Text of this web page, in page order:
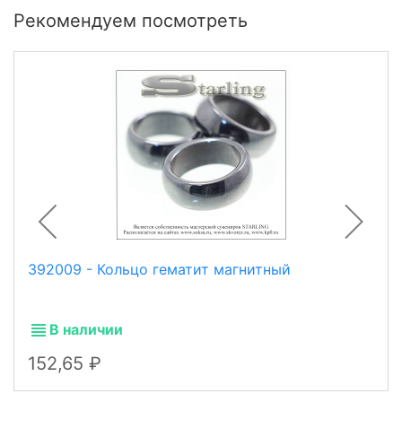
Рекомендуем посмотреть
392009 - Кольцо гематит магнитный
В наличии
152,65